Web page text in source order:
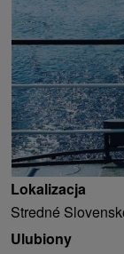
Lokalizacja
Stredné
Ulubiony